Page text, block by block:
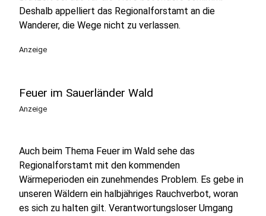
Deshalb appelliert das Regionalforstamt an die
Wanderer, die Wege nicht zu verlassen.
Anzeige
Feuer im Sauerländer Wald
Anzeige
Auch beim Thema Feuer im Wald sehe das
Regionalforstamt mit den kommenden
Wärmeperioden ein zunehmendes Problem. Es gebe in
unseren Wäldern ein halbjähriges Rauchverbot, woran
es sich zu halten gilt. Verantwortungsloser Umgang